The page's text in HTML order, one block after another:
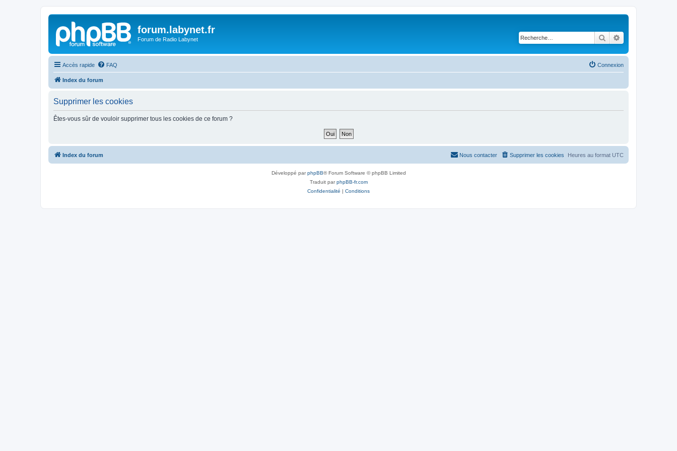
forum.labynet.fr
Forum de Radio Labynet Rechercher
Accès rapide FAQ Connexion
Index du forum
Supprimer les cookies
Êtes-vous sûr de vouloir supprimer tous les cookies de ce forum ?
Index du forum Heures au format UTC
Supprimer les cookies
Nous contacter
Développé parphpBB® Forum Software © phpBB Limited
Traduit parphpBB-fr.com
Confidentialité | Conditions